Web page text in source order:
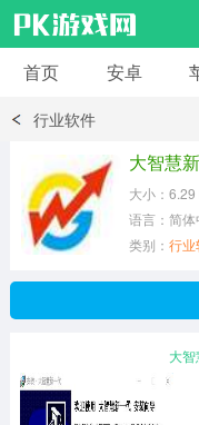
安卓应用
模拟经营
首页 安卓
行业软件
大小：6.29
语言：简体
类别： 行业
大